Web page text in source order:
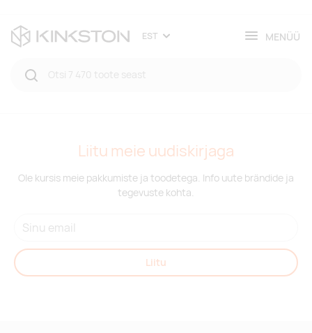
EST MENÜÜ
Liitu meie uudiskirjaga
Ole kursis meie pakkumiste ja toodetega. Info uute brändide ja
tegevuste kohta.
Liitu